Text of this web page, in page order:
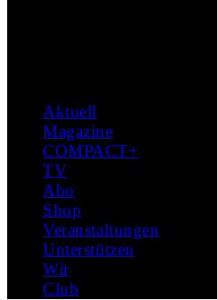
Aktuell
Magazine
COMPACT+
TV
Abo
Shop
Veranstaltungen
Unterstützen
Wir
Club